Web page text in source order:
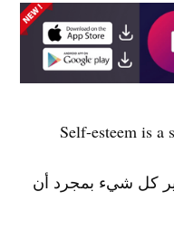
.Self-esteem is a
كل شيء بمجرد أن